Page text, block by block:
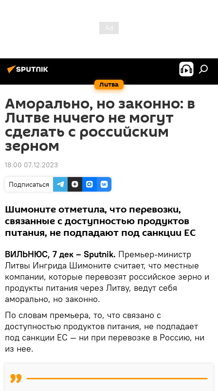
Литва
Аморально, но законно: в
Литве ничего не могут
сделать с российским
зерном
18:00 07.12.2023
Подписаться
Шимоните отметила, что перевозки,
связанные с доступностью продуктов
питания, не подпадают под санкции ЕС
ВИЛЬНЮС, 7 дек – Sputnik. Премьер-министр
Литвы Ингрида Шимоните считает, что местные
компании, которые перевозят российское зерно и
продукты питания через Литву, ведут себя
аморально, но законно.
По словам премьера, то, что связано с
доступностью продуктов питания, не подпадает
под санкции ЕС — ни при перевозке в Россию, ни
из нее.